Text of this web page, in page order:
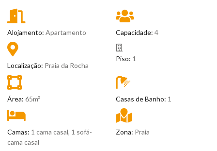
Alojamento: Apartamento Capacidade: 4
Localização: Praia da Rocha
Piso: 1
Área: 65m² Casas de Banho: 1
Camas: 1 cama casal, 1 sofá-
cama casal
Zona: Praia